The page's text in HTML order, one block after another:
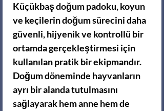
Küçükbaş doğum padoku, koyun
ve keçilerin doğum sürecini daha
güvenli, hijyenik ve kontrollü bir
ortamda gerçekleştirmesi için
kullanılan pratik bir ekipmandır.
Doğum döneminde hayvanların
ayrı bir alanda tutulmasını
sağlayarak hem anne hem de